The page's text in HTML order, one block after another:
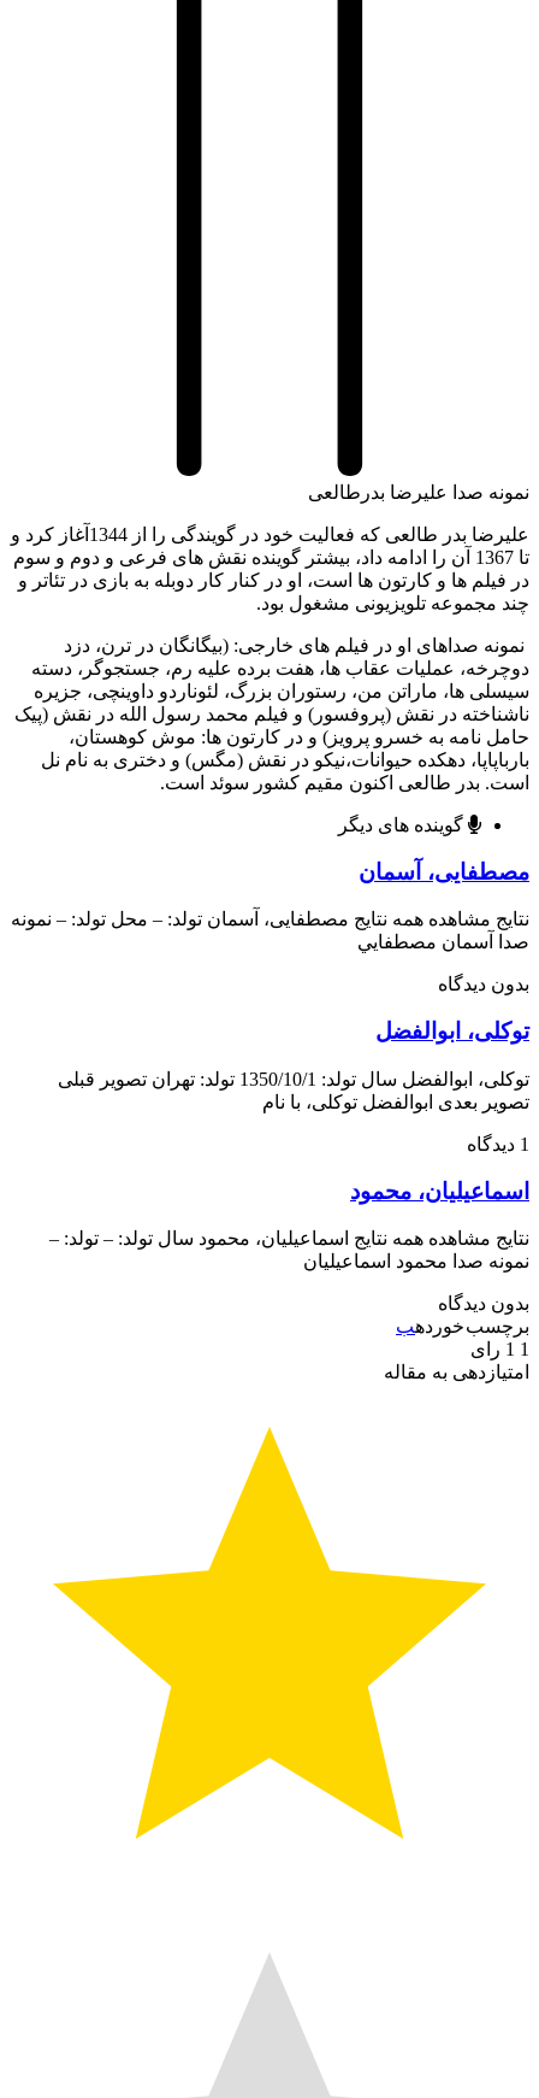
صدا علیرضا بدرطالعی
علیرضا بدر طالعی که فعالیت خود در گویندگی را از 1344آغاز کرد و
تا 1367 آن را ادامه داد، بیشتر گوینده نقش های فرعی و دوم و سوم
ها و کارتون ها است، او در کنار کار دوبله به بازی در تئاتر و
مجموعه تلویزیونی مشغول بود.
صداهای او در فیلم های خارجی: (بیگانگان در ترن، دزد
عملیات عقاب ها، هفت برده علیه رم، جستجوگر، دسته
ها، ماراتن من، رستوران بزرگ، لئوناردو داوینچی، جزیره
در نقش (پروفسور) و فیلم محمد رسول الله در نقش (پیک
نامه به خسرو پرویز) و در کارتون ها: موش کوهستان،
دهکده حیوانات،نیکو در نقش (مگس) و دختری به نام نل
بدر طالعی اکنون مقیم کشور سوئد است.
گوینده های دیگر
آسمان
مشاهده همه نتایج مصطفایی، آسمان تولد: – محل تولد: – نمونه
آسمان مصطفايي
دیدگاه
ابوالفضل
توکلی، ابوالفضل سال تولد: 1350/10/1 تولد: تهران تصویر قبلی
بعدی ابوالفضل توکلی، با نام
محمود
مشاهده همه نتایج اسماعیلیان، محمود سال تولد: – تولد: –
صدا محمود اسماعیلیان
دیدگاه
خوردهب
رای
به مقاله